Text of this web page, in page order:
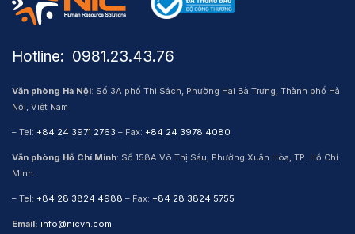
Hotline: ​ 0981.23.43.76
Văn phòng Hà Nội: Số 3A phố Thi Sách, Phường Hai Bà Trưng, Thành phố Hà
Nội, Việt Nam
– Tel: +84 24 3971 2763 – Fax: +84 24 3978 4080
Văn phòng Hồ Chí Minh: Số 158A Võ Thị Sáu, Phường Xuân Hòa, TP. Hồ Chí
Minh
– Tel: +84 28 3824 4988 – Fax: +84 28 3824 5755
Email: info@nicvn.com